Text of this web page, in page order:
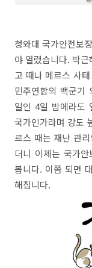
청와대 국가안전보
야 열렸습니다. 박
고 때나 메르스 사
민주연합의 백군기
일인 4일 밤에라도
국가인가라며 강도
르스 때는 재난 관
더니 이제는 국가
봅니다. 이쯤 되면
해집니다.